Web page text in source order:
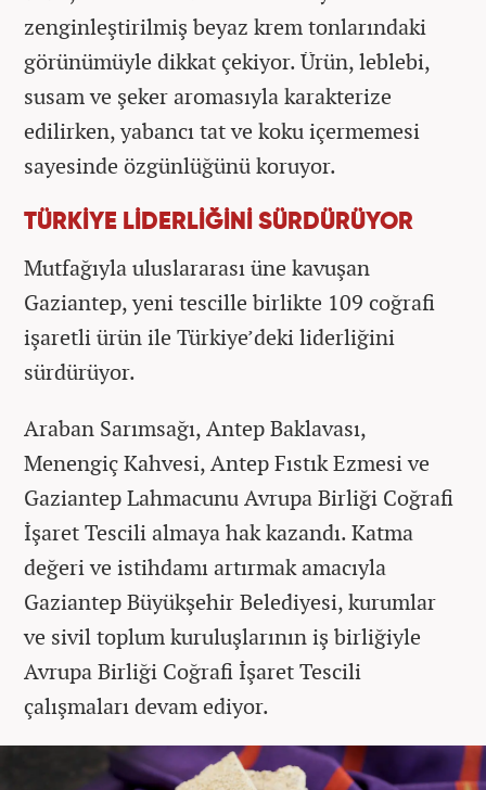
zenginleştirilmiş beyaz krem tonlarındaki
görünümüyle dikkat çekiyor. Ürün, leblebi,
susam ve şeker aromasıyla karakterize
edilirken, yabancı tat ve koku içermemesi
sayesinde özgünlüğünü koruyor.
TÜRKİYE LİDERLİĞİNİ SÜRDÜRÜYOR
Mutfağıyla uluslararası üne kavuşan
Gaziantep, yeni tescille birlikte 109 coğrafi
işaretli ürün ile Türkiye’deki liderliğini
sürdürüyor.
Araban Sarımsağı, Antep Baklavası,
Menengiç Kahvesi, Antep Fıstık Ezmesi ve
Gaziantep Lahmacunu Avrupa Birliği Coğrafi
İşaret Tescili almaya hak kazandı. Katma
değeri ve istihdamı artırmak amacıyla
Gaziantep Büyükşehir Belediyesi, kurumlar
ve sivil toplum kuruluşlarının iş birliğiyle
Avrupa Birliği Coğrafi İşaret Tescili
çalışmaları devam ediyor.